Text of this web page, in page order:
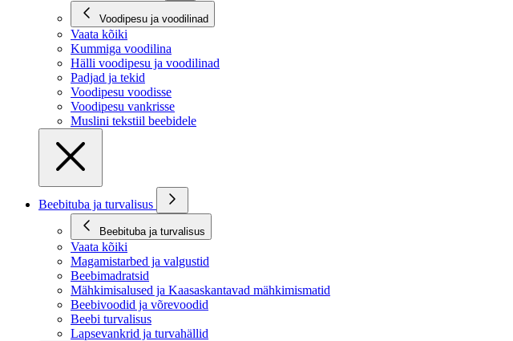
Voodipesu ja voodilinad
Vaata kõiki
Kummiga voodilina
Hälli voodipesu ja voodilinad
Padjad ja tekid
Voodipesu voodisse
Voodipesu vankrisse
Muslini tekstiil beebidele
Beebituba ja turvalisus
Beebituba ja turvalisus
Vaata kõiki
Magamistarbed ja valgustid
Beebimadratsid
Mähkimisalused ja Kaasaskantavad mähkimismatid
Beebivoodid ja võrevoodid
Beebi turvalisus
Lapsevankrid ja turvahällid